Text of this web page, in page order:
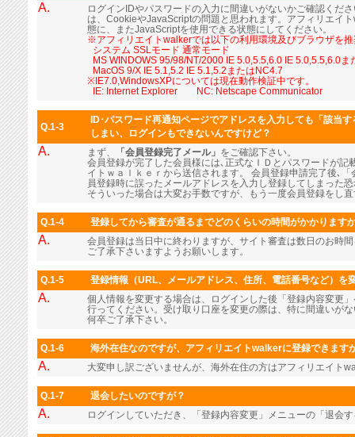
A.
ログインIDやパスワードの入力に間違いがないかご確認くだ
は、CookieやJavaScriptの問題と思われます。アフィリエイ
態に、またJavaScriptを使用できる状態にしてください。
※アフィリエイトwalkerでは以下の利用環境及びブラウザを
システム SSLモード 通常モード
MS WINDOWS 95/98/NT/2000 IE 5.0,5.5,6.0 IE 5.0,5.5,6.0ま
MacOS 9/X IE 5.1,5.2 IE 5.1,5.2またはNC4.7
※IE7.0,WindowsXPについては現在動作検証中です。
IE: Internet Explorer NC: Netscape Communicator
Q.1-3
ID･パスワード再通知ページでアドレスを入力しても「該当
しまい、ログインもできないんですけど？
A. まず、 「会員登録完了メール」 をご確認下さい。
会員登録が完了した会員様には､正式なＩＤとパスワードが
イトｗａｌｋｅｒから送信されます。 会員登録申請完了後､
員登録時に誤ったメールアドレスを入力し登録してしまった
そういった場合は大変お手数ですが、もう一度会員登録をし
Q.1-4 登録してから審査が通るまでどのくらいの時間がかかります
A.
会員登録は当日中に終わりますが、サイト審査は数日のお時
ご了承下さいますようお願いします。
Q.1-5 登録情報（URL、メールアドレス、住所、電話番号など）を
A.
個人情報を変更する場合は、ログインした後「登録内容変更
行ってください。受け取り口座を変更の際は、特に間違いが
何卒ご了承下さい。
Q.1-6 海外在住なのですが、アフィリエイトwalkerに登録できます
A. 大変申し訳ございませんが、海外在住の方はアフィリエイト
Q.1-7 退会したいのですが？
A. ログインしていただき、「登録内容変更」メニューの「退会